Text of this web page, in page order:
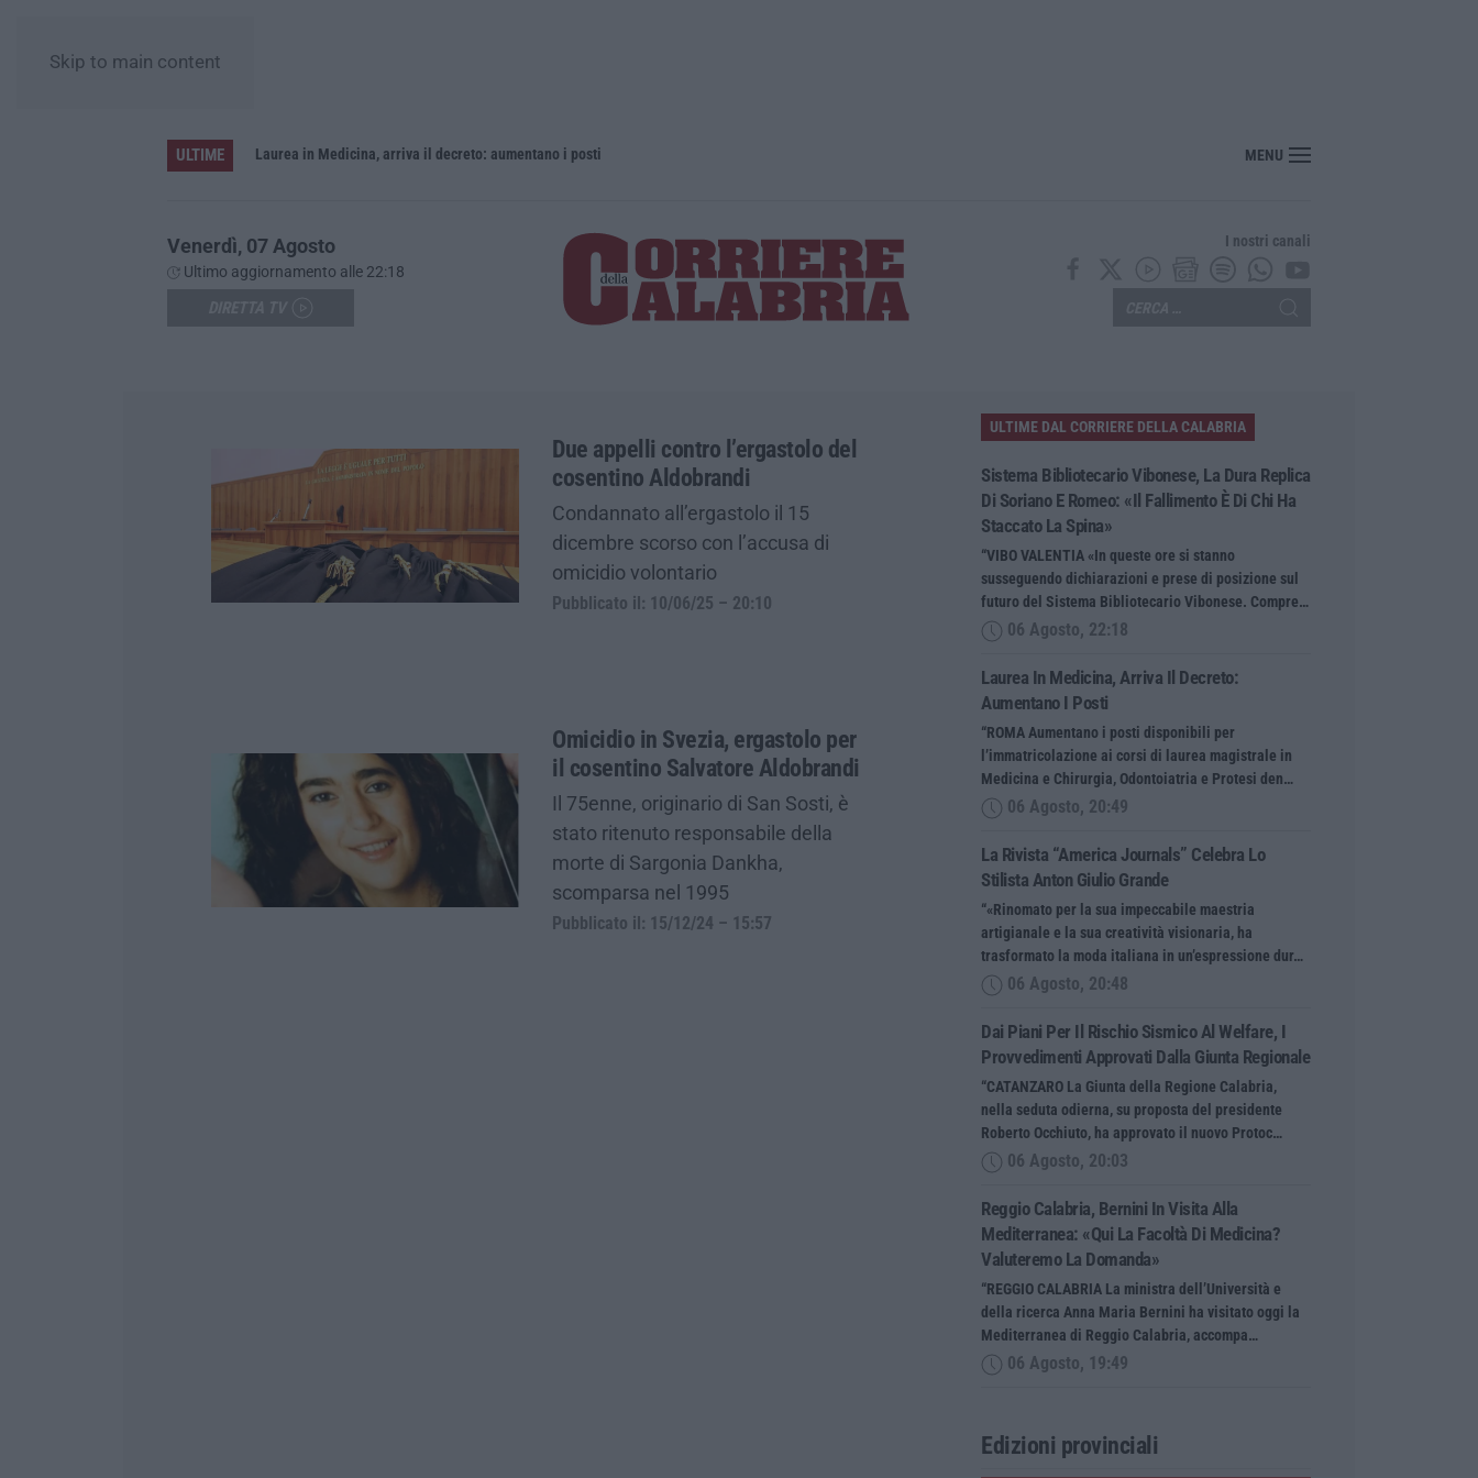
Skip to main content
ULTIME
Sistema bibliotecario vibonese, la dura replica di Soriano e Romeo: «Il fallimento è di chi ha staccato la spina» Laurea in Medicina, arriva il decreto: aumentano i posti La rivista “America Journals” celebra lo stilista Anton Giulio Grande
MENU
Venerdì, 07 Agosto
Ultimo aggiornamento alle 22:18
I nostri canali
Due appelli contro l’ergastolo del
cosentino Aldobrandi
Condannato all’ergastolo il 15
dicembre scorso con l’accusa di
omicidio volontario
Pubblicato il: 10/06/25 – 20:10
Omicidio in Svezia, ergastolo per
il cosentino Salvatore Aldobrandi
Il 75enne, originario di San Sosti, è
stato ritenuto responsabile della
morte di Sargonia Dankha,
scomparsa nel 1995
Pubblicato il: 15/12/24 – 15:57
ULTIME DAL CORRIERE DELLA CALABRIA
Sistema Bibliotecario Vibonese, La Dura Replica
Di Soriano E Romeo: «Il Fallimento È Di Chi Ha
Staccato La Spina»
“VIBO VALENTIA «In queste ore si stanno
susseguendo dichiarazioni e prese di posizione sul
futuro del Sistema Bibliotecario Vibonese. Compre…
06 Agosto, 22:18
Laurea In Medicina, Arriva Il Decreto:
Aumentano I Posti
“ROMA Aumentano i posti disponibili per
l’immatricolazione ai corsi di laurea magistrale in
Medicina e Chirurgia, Odontoiatria e Protesi den…
06 Agosto, 20:49
La Rivista “America Journals” Celebra Lo
Stilista Anton Giulio Grande
“«Rinomato per la sua impeccabile maestria
artigianale e la sua creatività visionaria, ha
trasformato la moda italiana in un’espressione dur…
06 Agosto, 20:48
Dai Piani Per Il Rischio Sismico Al Welfare, I
Provvedimenti Approvati Dalla Giunta Regionale
“CATANZARO La Giunta della Regione Calabria,
nella seduta odierna, su proposta del presidente
Roberto Occhiuto, ha approvato il nuovo Protoc…
06 Agosto, 20:03
Reggio Calabria, Bernini In Visita Alla
Mediterranea: «Qui La Facoltà Di Medicina?
Valuteremo La Domanda»
“REGGIO CALABRIA La ministra dell’Università e
della ricerca Anna Maria Bernini ha visitato oggi la
Mediterranea di Reggio Calabria, accompa…
06 Agosto, 19:49
Edizioni provinciali